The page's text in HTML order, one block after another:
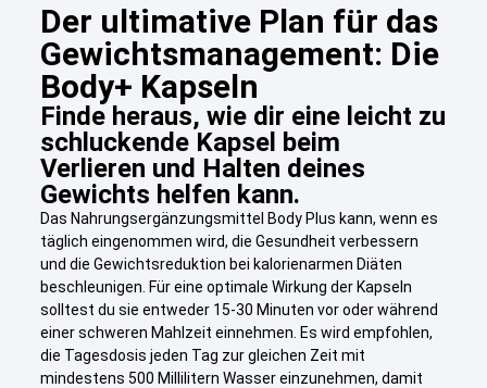
Der ultimative Plan für das
Gewichtsmanagement: Die
Body+ Kapseln
Finde heraus, wie dir eine leicht zu
schluckende Kapsel beim
Verlieren und Halten deines
Gewichts helfen kann.
Das Nahrungsergänzungsmittel Body Plus kann, wenn es
täglich eingenommen wird, die Gesundheit verbessern
und die Gewichtsreduktion bei kalorienarmen Diäten
beschleunigen. Für eine optimale Wirkung der Kapseln
solltest du sie entweder 15-30 Minuten vor oder während
einer schweren Mahlzeit einnehmen. Es wird empfohlen,
die Tagesdosis jeden Tag zur gleichen Zeit mit
mindestens 500 Millilitern Wasser einzunehmen, damit